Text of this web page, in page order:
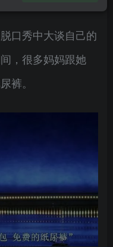
口秀中大谈自己的
，很多妈妈跟她
裤。